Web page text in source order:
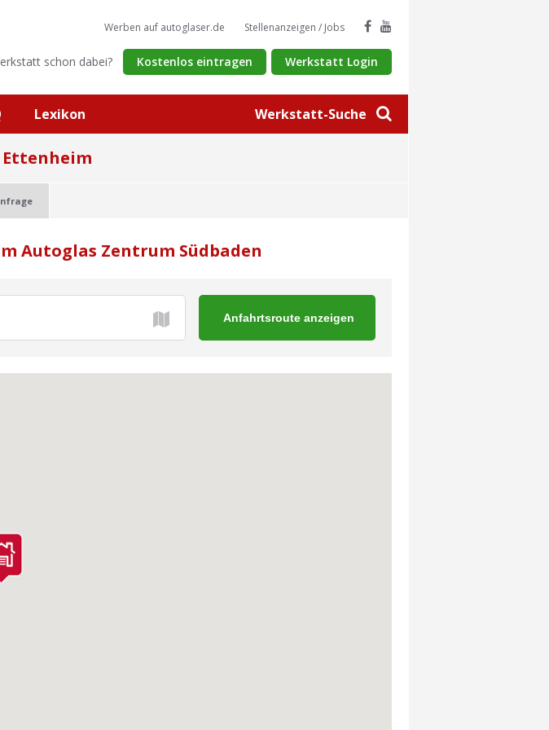
Werkstatt-Suche
Werben auf autoglaser.de Stellenanzeigen / Jobs
schon dabei? Kostenlos eintragen Werkstatt Login
Lexikon
Autoglas Zentrum Südbaden